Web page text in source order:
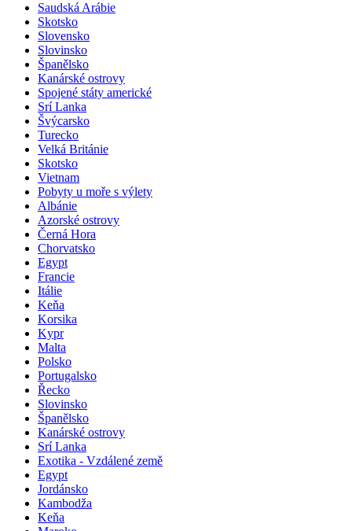
Rumunsko
Saudská Arábie
Skotsko
Slovensko
Slovinsko
Španělsko
Kanárské ostrovy
Spojené státy americké
Srí Lanka
Švýcarsko
Turecko
Velká Británie
Skotsko
Vietnam
Pobyty u moře s výlety
Albánie
Azorské ostrovy
Černá Hora
Chorvatsko
Egypt
Francie
Itálie
Keňa
Korsika
Kypr
Malta
Polsko
Portugalsko
Řecko
Slovinsko
Španělsko
Kanárské ostrovy
Srí Lanka
Exotika - Vzdálené země
Egypt
Jordánsko
Kambodža